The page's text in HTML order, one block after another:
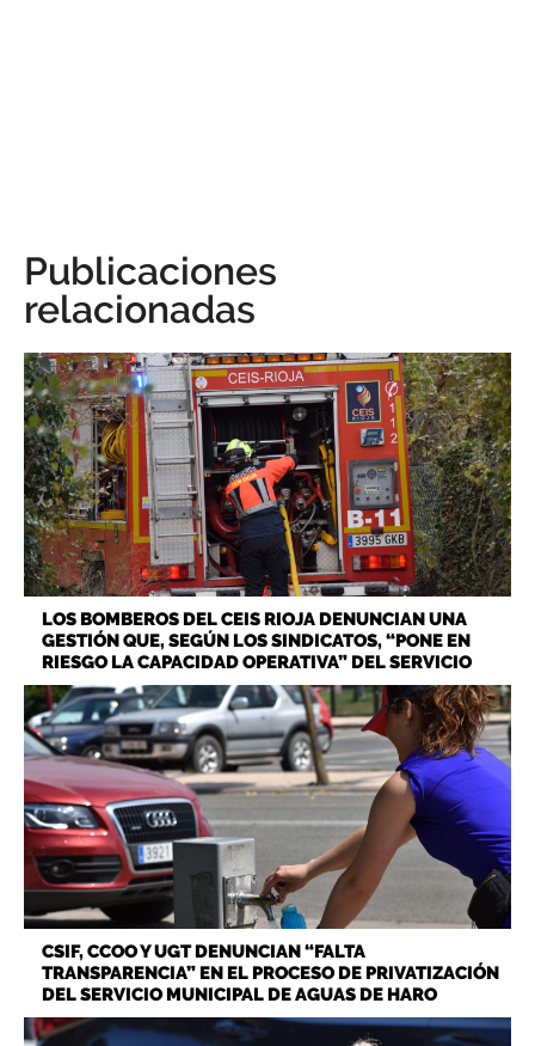
Publicaciones
relacionadas
LOS BOMBEROS DEL CEIS RIOJA DENUNCIAN UNA
GESTIÓN QUE, SEGÚN LOS SINDICATOS, “PONE EN
RIESGO LA CAPACIDAD OPERATIVA” DEL SERVICIO
CSIF, CCOO Y UGT DENUNCIAN “FALTA
TRANSPARENCIA” EN EL PROCESO DE PRIVATIZACIÓN
DEL SERVICIO MUNICIPAL DE AGUAS DE HARO